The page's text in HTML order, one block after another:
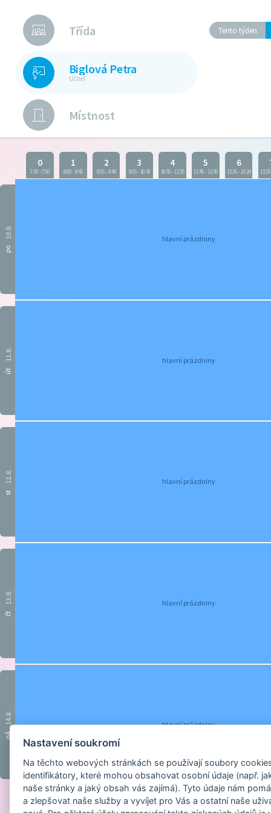
Třída
Biglová Petra
Učitel
Místnost
Tento týden
0
7:00-7:50
1
8:00-8:45
2
8:55-9:40
3
9:55- 10:40
4
10:50-11:35
5
11:45- 12:30
6
12:35- 13:20 13:25
po
10.8. hlavní prázdniny
út
11.8. hlavní prázdniny
st
12.8. hlavní prázdniny
čt
13.8. hlavní prázdniny
pá
14.8. hlavní prázdniny
Provozováno na
Nastavení soukromí
Na těchto webových stránkách se používají soubory
identifikátory, které mohou obsahovat osobní údaje (např.
naše stránky a jaký obsah vás zajímá). Tyto údaje nám
a zlepšovat naše služby a vyvíjet pro Vás a ostatní naše